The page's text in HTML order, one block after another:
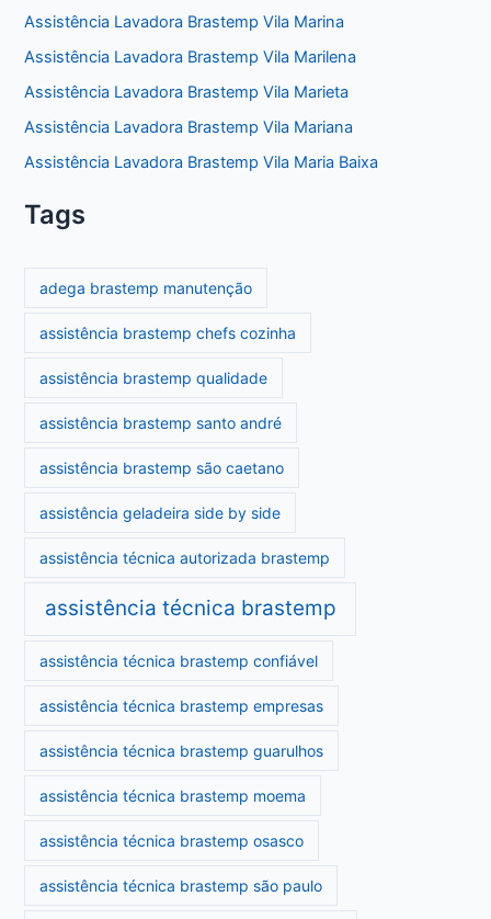
Assistência Lavadora Brastemp Vila Marina
Assistência Lavadora Brastemp Vila Marilena
Assistência Lavadora Brastemp Vila Marieta
Assistência Lavadora Brastemp Vila Mariana
Assistência Lavadora Brastemp Vila Maria Baixa
Tags
adega brastemp manutenção
assistência brastemp chefs cozinha
assistência brastemp qualidade
assistência brastemp santo andré
assistência brastemp são caetano
assistência geladeira side by side
assistência técnica autorizada brastemp
assistência técnica brastemp
assistência técnica brastemp confiável
assistência técnica brastemp empresas
assistência técnica brastemp guarulhos
assistência técnica brastemp moema
assistência técnica brastemp osasco
assistência técnica brastemp são paulo